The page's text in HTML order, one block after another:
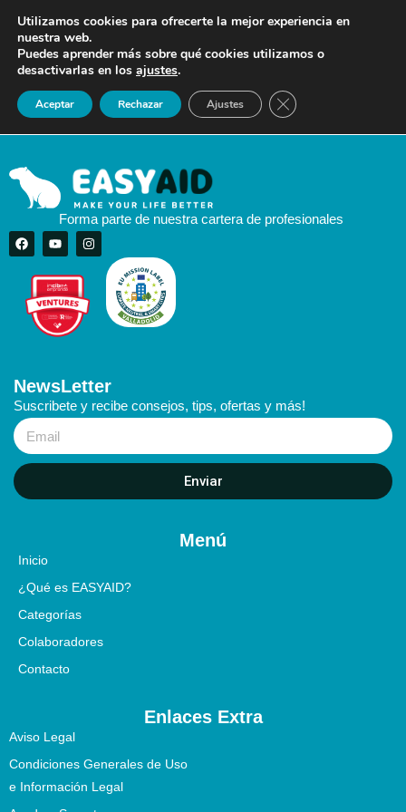
Forma parte de nuestra cartera de profesionales
NewsLetter
Suscribete y recibe consejos, tips, ofertas y más!
Enviar
Menú
Inicio
¿Qué es EASYAID?
Categorías
Colaboradores
Contacto
Enlaces Extra
Aviso Legal
Condiciones Generales de Uso
e Información Legal
Utilizamos cookies para ofrecerte la mejor experiencia en
nuestra web.
Puedes aprender más sobre qué cookies utilizamos o
desactivarlas en los ajustes.
Aceptar Rechazar Ajustes Cerrar el banner de